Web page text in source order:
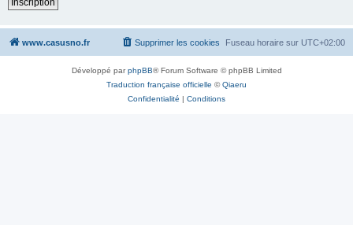
www.casusno.fr Fuseau horaire sur UTC+02:00
Supprimer les cookies
Développé parphpBB® Forum Software © phpBB Limited
Traduction française officielle ©Qiaeru
Confidentialité | Conditions